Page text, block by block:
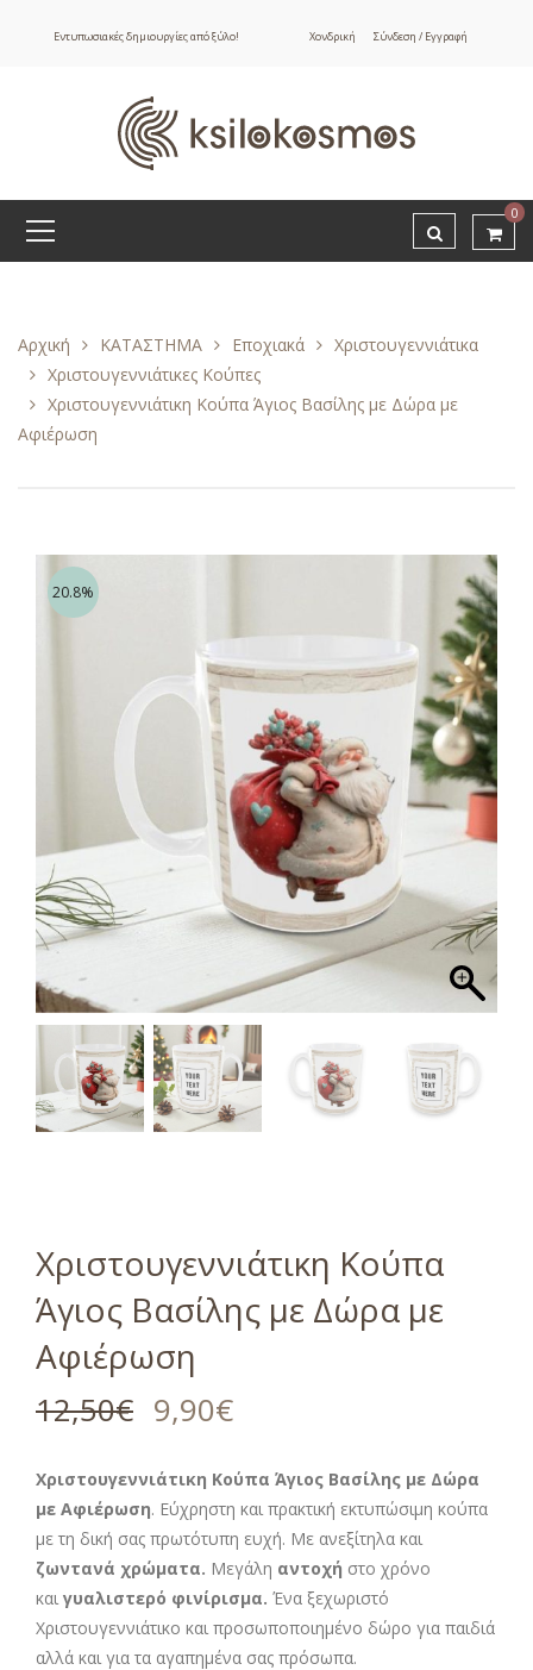
Εντυπωσιακές δημιουργίες από ξύλο! Χονδρική Σύνδεση / Εγγραφή
0
Αρχική ΚΑΤΑΣΤΗΜΑ Εποχιακά
Χριστουγεννιάτικα
Χριστουγεννιάτικες Κούπες
Χριστουγεννιάτικη Κούπα Άγιος Βασίλης με Δώρα με
Αφιέρωση
20.8%
Χριστουγεννιάτικη Κούπα
Άγιος Βασίλης με Δώρα με
Αφιέρωση
12,50€ 9,90€
Χριστουγεννιάτικη Κούπα Άγιος Βασίλης με Δώρα
με Αφιέρωση. Εύχρηστη και πρακτική εκτυπώσιμη κούπα
με τη δική σας πρωτότυπη ευχή. Με ανεξίτηλα και
ζωντανά χρώματα. Μεγάλη αντοχή στο χρόνο
και γυαλιστερό φινίρισμα. Ένα ξεχωριστό
Χριστουγεννιάτικο και προσωποποιημένο δώρο για παιδιά
αλλά και για τα αγαπημένα σας πρόσωπα.